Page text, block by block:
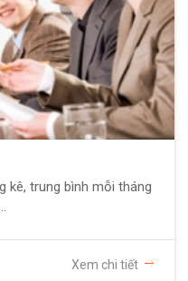
kê, trung bình mỗi tháng
Xem chi tiết